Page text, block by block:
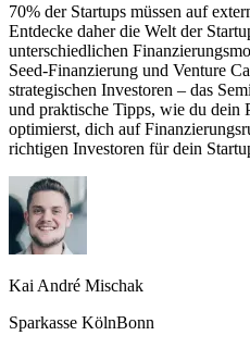
70% der Startups müssen auf
Entdecke daher die Welt der
unterschiedlichen
Seed-Finanzierung und Venture
strategischen Investoren – das
und praktische Tipps, wie du dein
optimierst, dich auf
richtigen Investoren für dein
Kai André Mischak
Sparkasse KölnBonn